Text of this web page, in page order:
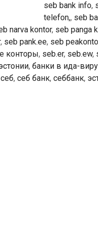
seb bank info,
telefon,, seb
narva kontor, seb panga
, seb pank.ee, seb
конторы, seb.er, seb.ew,
, банки в ида-
себ, себ банк, себбанк,